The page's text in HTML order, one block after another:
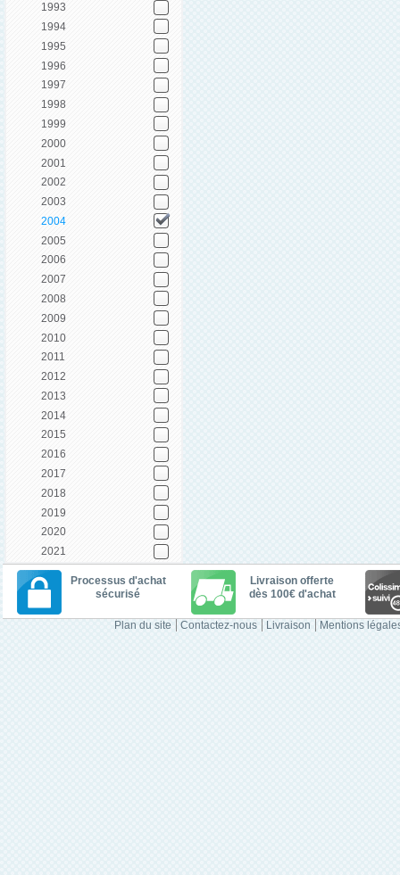
1993
1994
1995
1996
1997
1998
1999
2000
2001
2002
2003
2004
2005
2006
2007
2008
2009
2010
2011
2012
2013
2014
2015
2016
2017
2018
2019
2020
2021
Processus d'achat
sécurisé
Livraison offerte
dès 100€ d'achat
Plan du site Contactez-nous Livraison Mentions